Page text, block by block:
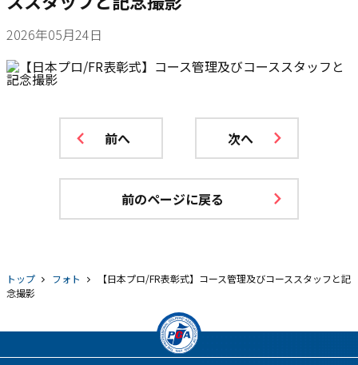
2026年05月24日
前へ 次へ
前のページに戻る
トップ フォト
【日本プロ/FR表彰式】コース管理及びコーススタッフと記
念撮影